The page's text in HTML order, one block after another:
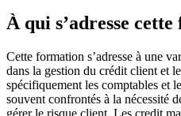
À qui s’adresse
Cette formation s’adresse à une
dans la gestion du crédit client et
spécifiquement les comptables et
souvent confrontés à la nécessité